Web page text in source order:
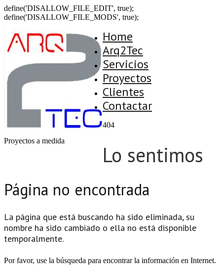
define('DISALLOW_FILE_EDIT', true);
define('DISALLOW_FILE_MODS', true);
Proyectos a medida
Home
Arq2Tec
Servicios
Proyectos
Clientes
Contactar
404
Lo sentimos
Página no encontrada
La página que está buscando ha sido eliminada, su
nombre ha sido cambiado o ella no está disponible
temporalmente.
Por favor, use la búsqueda para encontrar la información en Internet.